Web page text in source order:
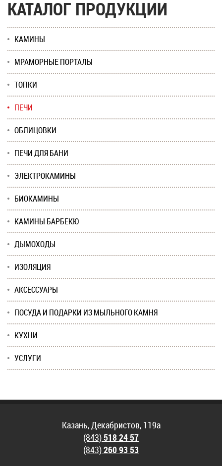
КАТАЛОГ ПРОДУКЦИИ
КАМИНЫ
МРАМОРНЫЕ ПОРТАЛЫ
ТОПКИ
ПЕЧИ
ОБЛИЦОВКИ
ПЕЧИ ДЛЯ БАНИ
ЭЛЕКТРОКАМИНЫ
БИОКАМИНЫ
КАМИНЫ БАРБЕКЮ
ДЫМОХОДЫ
ИЗОЛЯЦИЯ
АКСЕССУАРЫ
ПОСУДА И ПОДАРКИ ИЗ МЫЛЬНОГО КАМНЯ
КУХНИ
УСЛУГИ
Казань, Декабристов, 119а
(843)518 24 57
(843)260 93 53